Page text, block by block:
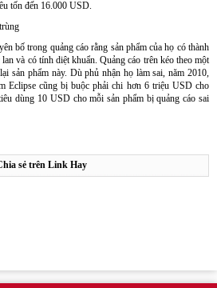
tốn đến 16.000 USD.
bố trong quảng cáo rằng sản phẩm của họ có thành
và có tính diệt khuẩn. Quảng cáo trên kéo theo một
sản phẩm này. Dù phủ nhận họ làm sai, năm 2010,
Eclipse cũng bị buộc phải chi hơn 6 triệu USD cho
dùng 10 USD cho mỗi sản phẩm bị quảng cáo sai